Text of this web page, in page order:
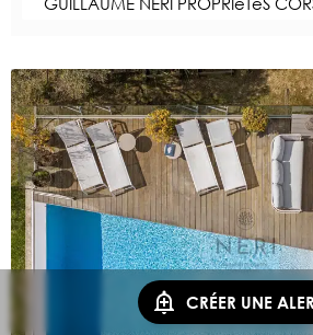
CRÉER UNE